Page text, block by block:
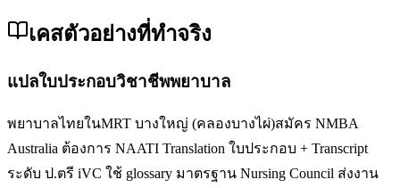
เคสตัวอย่างที่ทำจริง
แปลใบประกอบวิชาชีพพยาบาล
พยาบาลไทยในMRT บางใหญ่ (คลองบางไผ่)สมัคร NMBA
Australia ต้องการ NAATI Translation ใบประกอบ + Transcript
ระดับ ป.ตรี iVC ใช้ glossary มาตรฐาน Nursing Council ส่งงาน